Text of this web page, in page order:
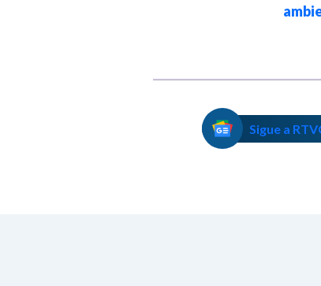
Sigue a